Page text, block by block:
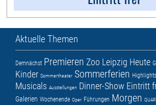
Aktuelle Themen
Demnächst Premieren Zoo Leipzig Heute
Kinder Sommertheater Sommerferien Highlights
Musicals Ausstellungen Dinner-Show Eintritt
Galerien Wochenende Oper Führungen Morgen